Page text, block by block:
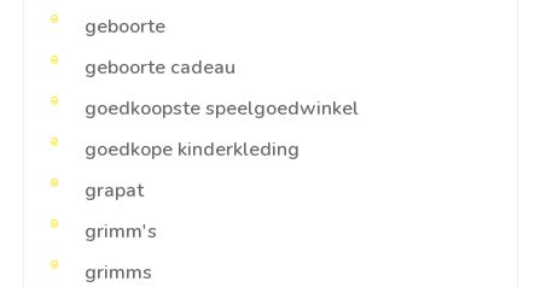
geboorte
geboorte cadeau
goedkoopste speelgoedwinkel
goedkope kinderkleding
grapat
grimm's
grimms